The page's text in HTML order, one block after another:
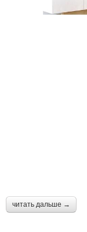
читать дальше →